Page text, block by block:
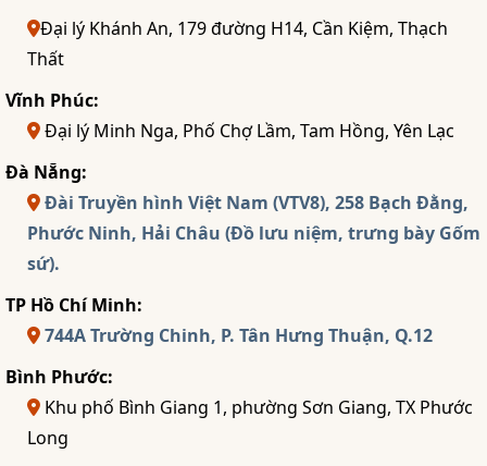
Đại lý Khánh An, 179 đường H14, Cần Kiệm, Thạch
Thất
Vĩnh Phúc:
Đại lý Minh Nga, Phố Chợ Lầm, Tam Hồng, Yên Lạc
Đà Nẵng:
Đài Truyền hình Việt Nam (VTV8), 258 Bạch Đằng,
Phước Ninh, Hải Châu (Đồ lưu niệm, trưng bày Gốm
sứ).
TP Hồ Chí Minh:
744A Trường Chinh, P. Tân Hưng Thuận, Q.12
Bình Phước:
Khu phố Bình Giang 1, phường Sơn Giang, TX Phước
Long